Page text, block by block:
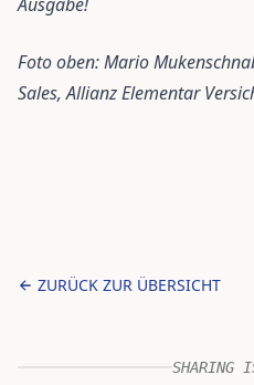
Foto oben: Mario
Sales, Allianz Elementar
ZURÜCK ZUR ÜBERSICHT
SHARING